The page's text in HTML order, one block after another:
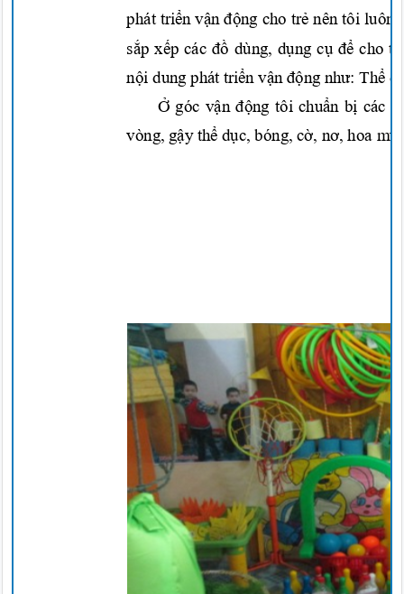
pháttriển vận động cho trẻnên tôi luôn
sắp xếpcácđồdùng,dụng cụ đểcho
nộidung pháttriển vận động như: Thể
Ở gócvận độngtôichuẩn bịcác
vòng, gậy thể dục,bóng,cờ, nơ, hoa